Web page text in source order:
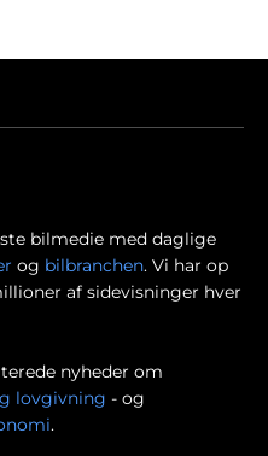
bilmedie med daglige
og bilbranchen. Vi har op
af sidevisninger hver
nyheder om
lovgivning - og
.